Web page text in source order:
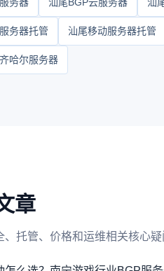
务器托管 汕尾移动服务器托管
哈尔服务器
章
托管、价格和运维相关核心疑